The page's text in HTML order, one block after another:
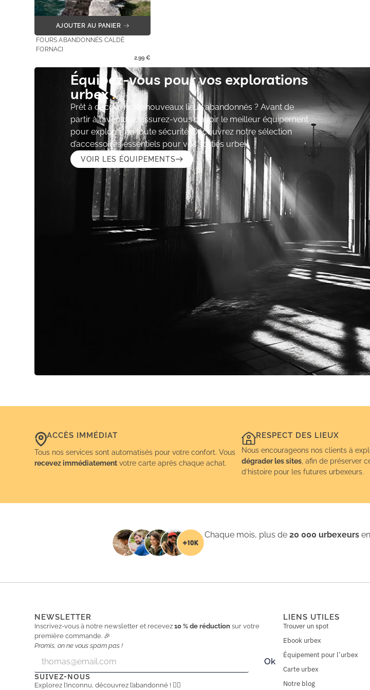
AJOUTER AU PANIER
FOURS ABANDONNÉS CALDÈ
FORNACI
2,99€
Équipez-vous pour vos explorations
urbex
Prêt à découvrir de nouveaux lieux abandonnés ? Avant de
partir à l’aventure, assurez-vous d’avoir le meilleur équipement
pour explorer en toute sécurité. Découvrez notre sélection
d’accessoires essentiels pour vos sorties urbex.
VOIR LES ÉQUIPEMENTS
ACCÈS IMMÉDIAT
Tous nos services sont automatisés pour votre confort. Vous
recevez immédiatement votre carte après chaque achat.
RESPECT DES LIEUX
Nous encourageons nos clients à
dégrader les sites , afin de préserver
d’histoire pour les futures urbexeurs.
Chaque mois, plus de20 000 urbexeurs
NEWSLETTER
Inscrivez-vous à notre newsletter et recevez10 % de réduction sur votre
première commande. 🎉
Promis, on ne vous spam pas !
a
i
a
i
Ok
SUIVEZ-NOUS
Explorez l’inconnu, découvrez l’abandonné ! 🕵️‍♂️
LIENS UTILES
Trouver un spot
Ebook urbex
Équipement pour l’urbex
Carte urbex
Notre blog